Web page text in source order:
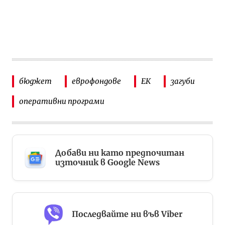
бюджет еврофондове ЕК загуби
оперативни програми
Добави ни като предпочитан
източник в Google News
Последвайте ни във Viber